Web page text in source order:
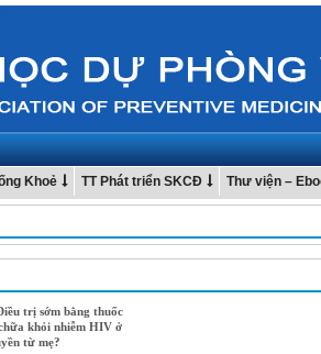
Khoẻ TT Phát triển SKCĐ Thư viện –
trị sớm bằng thuốc
khỏi nhiễm HIV ở
từ mẹ?